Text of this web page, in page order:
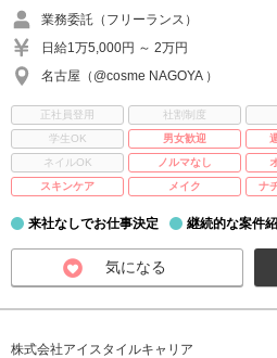
業務委託（フリーランス）
日給1万5,000円 ～ 2万円
名古屋（@cosme NAGOYA ）
正社員登用 社割制度
学生OK
男女歓迎
ネイルOK
ノルマなし
スキンケア
メイク ナ
来社なしでお仕事決定 継続的な案件
気になる
株式会社アイスタイルキャリア